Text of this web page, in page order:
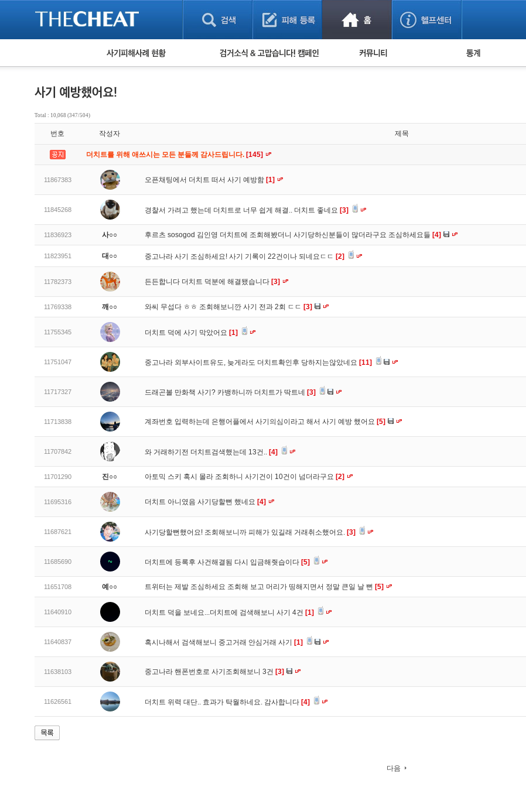
피해사례 현황
게임 · 비실물 피해사례
유해사이트 목록
비공개 피해사례
검거 소식 사기 예방했어요!
사기방지 아이디어
누적 피해사례 통계
Total : 10,068 (347/504)
번호 작성자 제목
더치트를 위해 애쓰시는 모든 분들께 감사드립니다. [145]
11867383 오픈채팅에서 더치트 떠서 사기 예방함 [1]
11845268 경찰서 가려고 했는데 더치트로 너무 쉽게 해결.. 더치트 좋네요 [3]
11836923 사○○ 후르츠 sosogod 김인영 더치트에 조회해봤더니 사기당하신분들이 많더라구요 조심하세요들 [4]
11823951 대○○ 중고나라 사기 조심하세요! 사기 기록이 22건이나 되네요ㄷㄷ [2]
11782373 든든합니다 더치트 덕분에 해결됐습니다 [3]
11769338 깨○○ 와씨 무섭다 ㅎㅎ 조회해보니깐 사기 전과 2회 ㄷㄷ [3]
11755345 더치트 덕에 사기 막았어요 [1]
11751047 중고나라 외부사이트유도, 늦게라도 더치트확인후 당하지는않았네요 [11]
11717327 드래곤볼 만화책 사기? 카뱅하니까 더치트가 딱트네 [3]
11713838 계좌번호 입력하는데 은행어플에서 사기의심이라고 해서 사기 예방 했어요 [5]
11707842 와 거래하기전 더치트검색했는데 13건.. [4]
11701290 진○○ 아토믹 스키 혹시 몰라 조회하니 사기건이 10건이 넘더라구요 [2]
11695316 더치트 아니였음 사기당할뻔 했네요 [4]
11687621 사기당할뻔했어요! 조회해보니까 피해가 있길래 거래취소했어요. [3]
11685690 더치트에 등록후 사건해결됨 다시 입금해줫습이다 [5]
11651708 예○○ 트위터는 제발 조심하세요 조회해 보고 머리가 띵해지면서 정말 큰일 날 뻔 [5]
11640910 더치트 덕을 보네요...더치트에 검색해보니 사기 4건 [1]
11640837 혹시나해서 검색해보니 중고거래 안심거래 사기 [1]
11638103 중고나라 핸폰번호로 사기조회해보니 3건 [3]
11626561 더치트 위력 대단.. 효과가 탁월하네요. 감사합니다 [4]
다음